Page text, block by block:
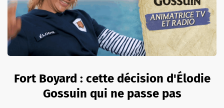
Fort Boyard : cette décision d'Élodie
Gossuin qui ne passe pas